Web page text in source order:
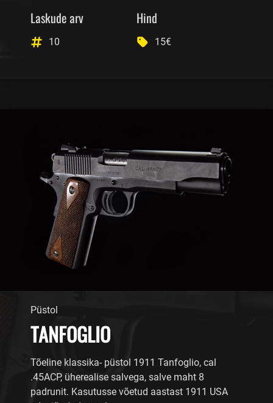
Laskude arv
10
Hind
15€
Püstol
TANFOGLIO
Tõeline klassika- püstol 1911 Tanfoglio, cal
.45ACP, üherealise salvega, salve maht 8
padrunit. Kasutusse võetud aastast 1911 USA